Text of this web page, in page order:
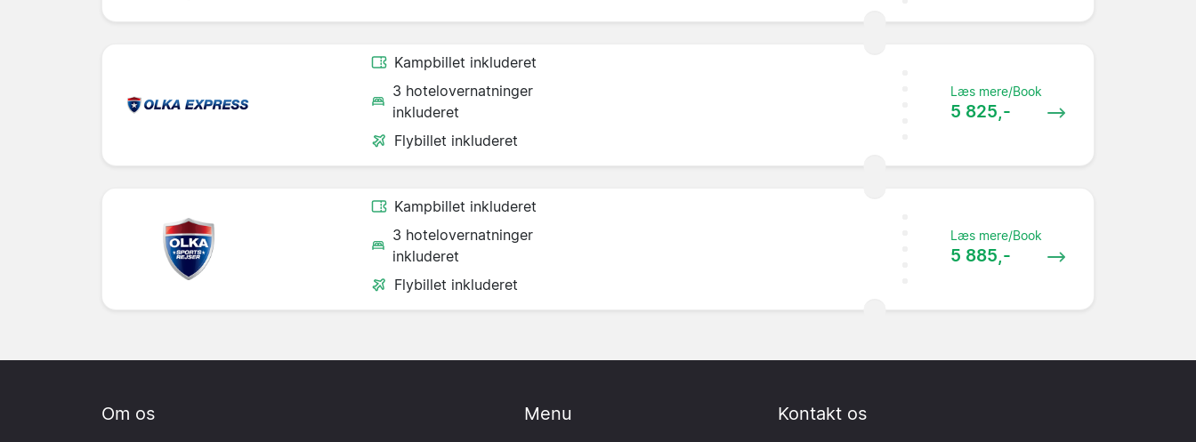
Kampbillet inkluderet
3 hotelovernatninger
inkluderet
Flybillet inkluderet
Læs mere/Book
5 825,-
Kampbillet inkluderet
3 hotelovernatninger
inkluderet
Flybillet inkluderet
Læs mere/Book
5 885,-
Om os Menu Kontakt os